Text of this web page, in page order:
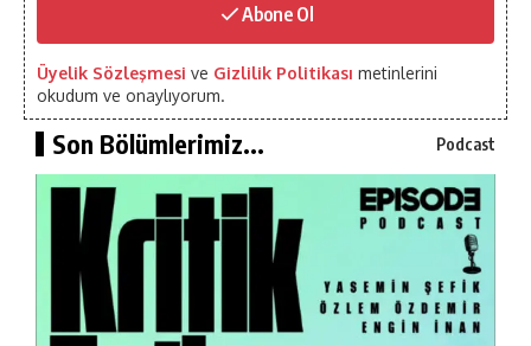
Abone Ol
Üyelik Sözleşmesi ve Gizlilik Politikası metinlerini
okudum ve onaylıyorum.
Son Bölümlerimiz... Podcast